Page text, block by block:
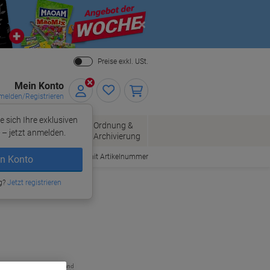
Close
Preise exkl. USt.
Mein Konto
Registrieren
sich Ihre exklusiven
jetzt anmelden.
Konto
Jetzt registrieren
Bürobedarf
Ordnung &
Archivierung
Bestellen mit Artikelnummer
zzgl. Versand